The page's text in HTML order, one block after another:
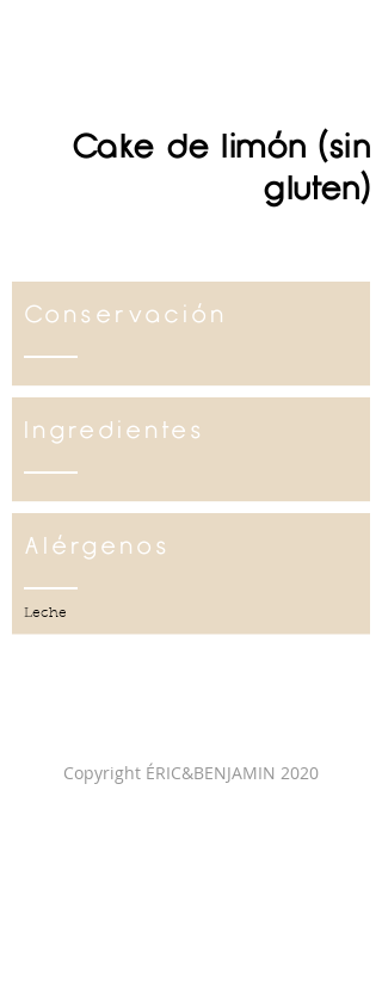
Cake de limón (sin
gluten)
Conservación
Ingredientes
Alérgenos
Leche
Copyright ÉRIC&BENJAMIN 2020